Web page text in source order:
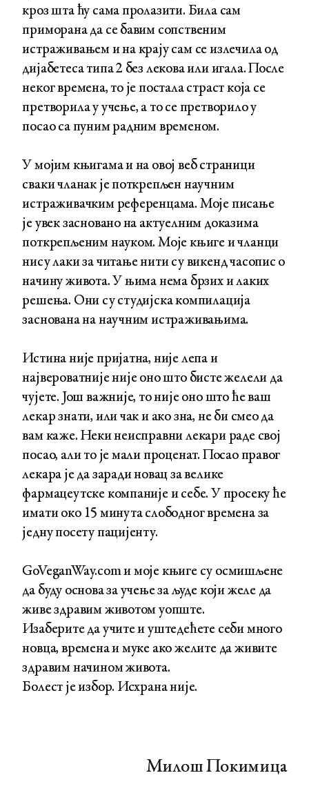
кроз шта ћу сама пролазити. Била сам
приморана да се бавим сопственим
истраживањем и на крају сам се излечила од
дијабетеса типа 2 без лекова или игала. После
неког времена, то је постала страст која се
претворила у учење, а то се претворило у
посао са пуним радним временом.
У мојим књигама и на овој веб страници
сваки чланак је поткрепљен научним
истраживачким референцама. Моје писање
је увек засновано на актуелним доказима
поткрепљеним науком. Моје књиге и чланци
нису лаки за читање нити су викенд часопис о
начину живота. У њима нема брзих и лаких
решења. Они су студијска компилација
заснована на научним истраживањима.
Истина није пријатна, није лепа и
највероватније није оно што бисте желели да
чујете. Још важније, то није оно што ће ваш
лекар знати, или чак и ако зна, не би смео да
вам каже. Неки неисправни лекари раде свој
посао, али то је мали проценат. Посао правог
лекара је да заради новац за велике
фармацеутске компаније и себе. У просеку ће
имати око 15 минута слободног времена за
једну посету пацијенту.
GoVeganWay.com и моје књиге су осмишљене
да буду основа за учење за људе који желе да
живе здравим животом уопште.
Изаберите да учите и уштедећете себи много
новца, времена и муке ако желите да живите
здравим начином живота.
Болест је избор. Исхрана није.
Милош Покимица